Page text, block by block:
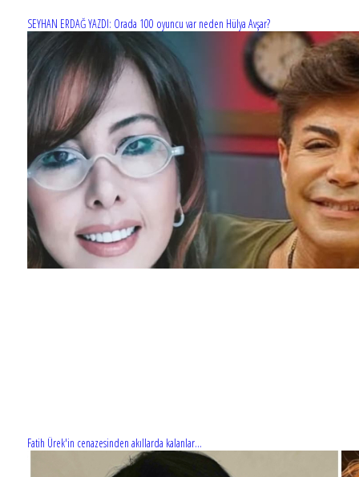
SEYHAN ERDAĞ YAZDI: Orada 100 oyuncu var neden Hülya Avşar?
Fatih Ürek'in cenazesinden akıllarda kalanlar...